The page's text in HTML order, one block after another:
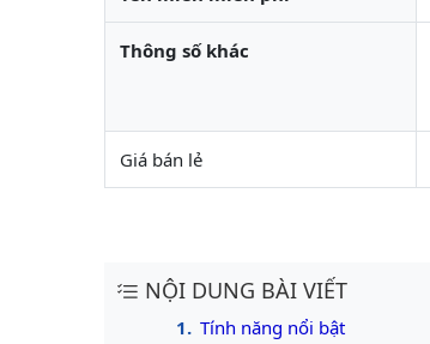
Thông số khác
Giá bán lẻ
NỘI DUNG BÀI VIẾT
Tính năng nổi bật